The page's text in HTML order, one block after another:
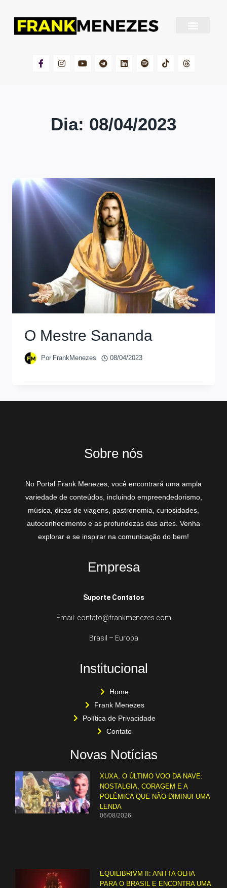
Dia: 08/04/2023
O Mestre Sananda
Por FrankMenezes 08/04/2023
Sobre nós
No Portal Frank Menezes, você encontrará uma ampla
variedade de conteúdos, incluindo empreendedorismo,
música, dicas de viagens, gastronomia, curiosidades,
autoconhecimento e as profundezas das artes. Venha
explorar e se inspirar na comunicação do bem!
Empresa
Suporte Contatos
Email: contato@frankmenezes.com
Brasil – Europa
Institucional
Home
Frank Menezes
Política de Privacidade
Contato
Novas Notícias
XUXA, O ÚLTIMO VOO DA NAVE:
NOSTALGIA, CORAGEM E A
POLÊMICA QUE NÃO DIMINUI UMA
LENDA
06/08/2026
EQUILIBRIVM II: ANITTA OLHA
PARA O BRASIL E ENCONTRA UMA